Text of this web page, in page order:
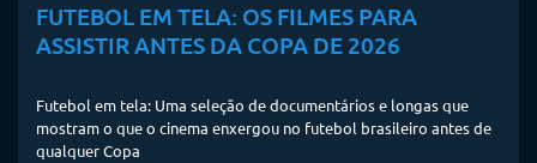
FUTEBOL EM TELA: OS FILMES PARA
ASSISTIR ANTES DA COPA DE 2026
Futebol em tela: Uma seleção de documentários e longas que
mostram o que o cinema enxergou no futebol brasileiro antes de
qualquer Copa